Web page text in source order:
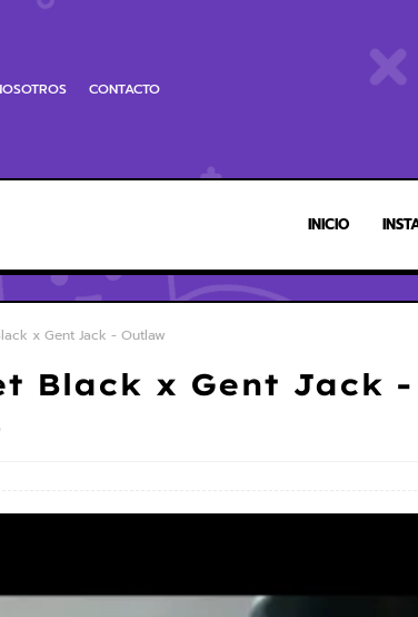
CONTACTO
INICIO
x Gent Jack - Outlaw
Black x Gent Jack